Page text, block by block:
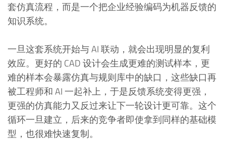
套仿真流程，而是一个把企业经验编码为机器反馈的
知识系统。
一旦这套系统开始与 AI 联动，就会出现明显的复利
效应。更好的 CAD 设计会生成更难的测试样本，更
难的样本会暴露仿真与规则库中的缺口，这些缺口再
被工程师和 AI 一起补上，于是反馈系统变得更强，
更强的仿真能力又反过来让下一轮设计更可靠。这个
循环一旦建立，后来的竞争者即使拿到同样的基础模
型，也很难快速复制。